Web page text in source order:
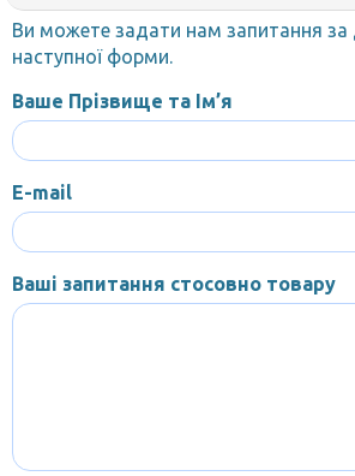
Ви можете задати нам запитання
наступної форми.
Ваше Прізвище та Ім’я
E-mail
Ваші запитання стосовно товару